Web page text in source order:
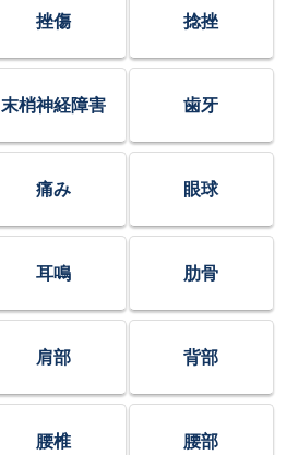
挫傷 捻挫
末梢神経障害 歯牙
痛み 眼球
耳鳴 肋骨
肩部 背部
腰椎 腰部